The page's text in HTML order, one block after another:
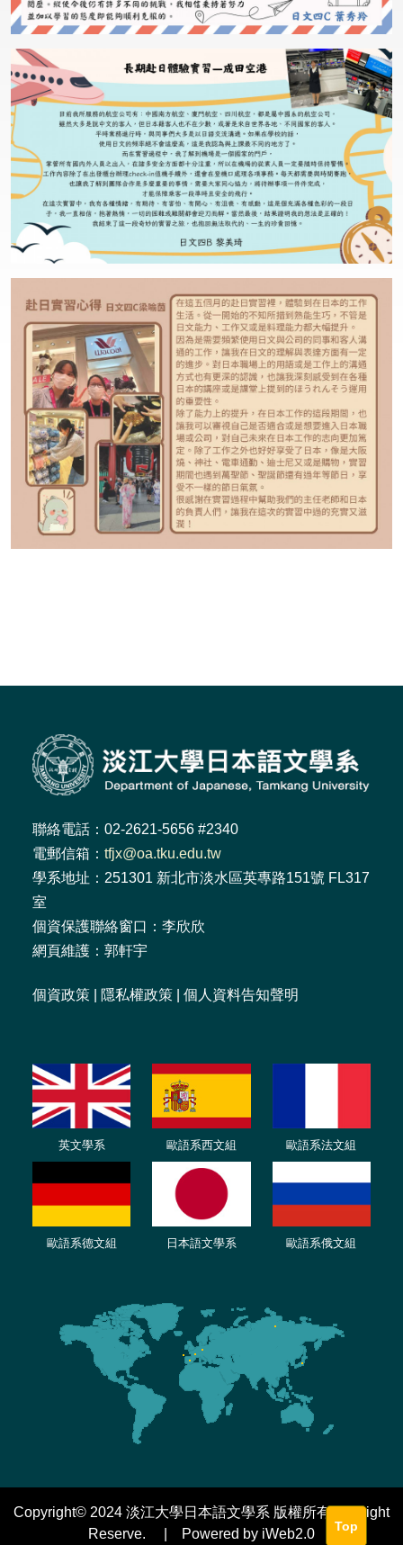
聯絡電話：02-2621-5656 #2340
電郵信箱： tfjx@oa.tku.edu.tw
學系地址：251301 新北市淡水區英專路151號 FL317
室
個資保護聯絡窗口：李欣欣
網頁維護：郭軒宇
個資政策 隱私權政策 個人資料告知聲明
英文學系 歐語系西文組 歐語系法文組
歐語系德文組 日本語文學系 歐語系俄文組
Copyright© 2024 淡江大學日本語文學系 版權所有 All Right
Reserve. | Powered by iWeb2.0
Top